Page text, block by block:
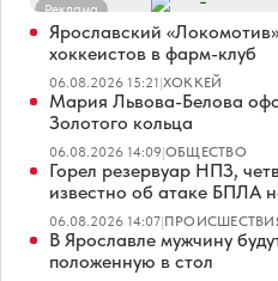
Реклама
Ярославский
хоккеистов в фарм-клуб
06.08.2026 15:21|ХОККЕЙ
Мария Львова-Белова
Золотого кольца
06.08.2026 14:09|ОБЩЕСТВО
Горел резервуар НПЗ,
известно об атаке БПЛА
06.08.2026 14:07|
В Ярославле мужчину
положенную в стол